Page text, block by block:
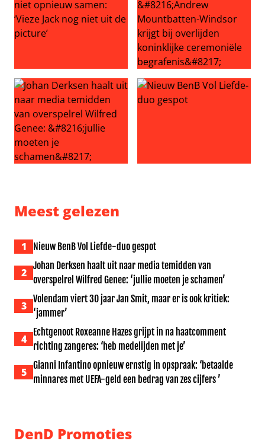
Steven Kazàn en Jamie niet opnieuw samen: ‘Vieze Jack
Ongeloof en woede:
Meest gelezen
1 Nieuw BenB Vol Liefde-duo gespot
2
Johan Derksen haalt uit naar media temidden van
overspelrel Wilfred Genee: ‘jullie moeten je schamen’
3
Volendam viert 30 jaar Jan Smit, maar er is ook kritiek:
‘jammer’
4
Echtgenoot Roxeanne Hazes grijpt in na haatcomment
richting zangeres: ‘heb medelijden met je’
5
Gianni Infantino opnieuw ernstig in opspraak: ‘betaalde
minnares met UEFA-geld een bedrag van zes cijfers ’
DenD Promoties